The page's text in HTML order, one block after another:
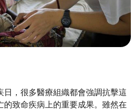
日，很多醫療組織都會強調抗擊這
致命疾病上的重要成果。雖然在